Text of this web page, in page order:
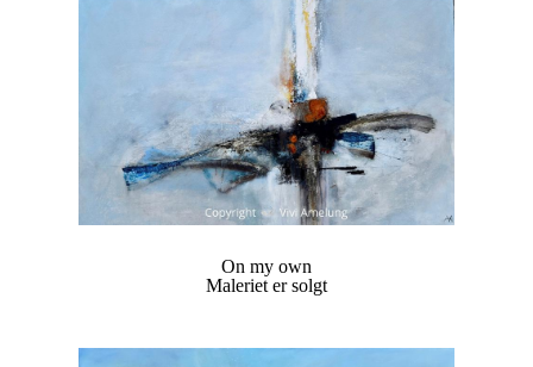
On my own
Maleriet er solgt